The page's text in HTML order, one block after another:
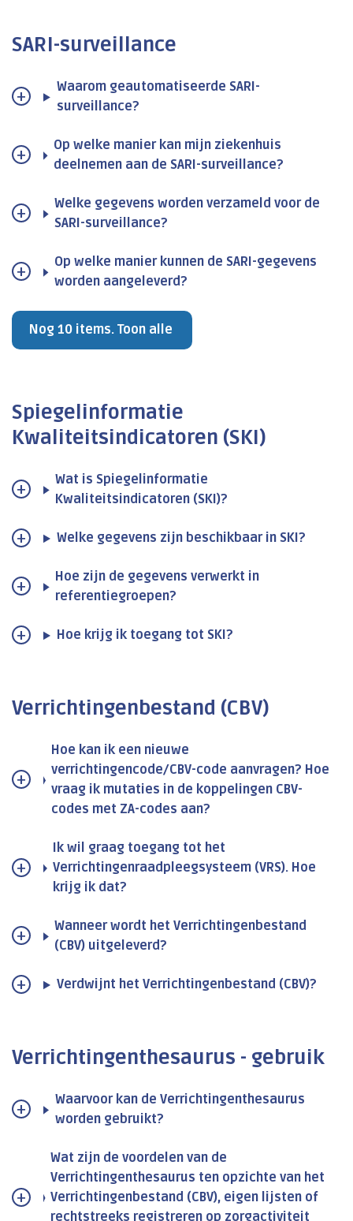
SARI-surveillance
Waarom geautomatiseerde SARI-
surveillance?
Op welke manier kan mijn ziekenhuis
deelnemen aan de SARI-surveillance?
Welke gegevens worden verzameld voor de
SARI-surveillance?
Op welke manier kunnen de SARI-gegevens
worden aangeleverd?
Nog 10 items. Toon alle
Spiegelinformatie
Kwaliteitsindicatoren (SKI)
Wat is Spiegelinformatie
Kwaliteitsindicatoren (SKI)?
Welke gegevens zijn beschikbaar in SKI?
Hoe zijn de gegevens verwerkt in
referentiegroepen?
Hoe krijg ik toegang tot SKI?
Verrichtingenbestand (CBV)
Hoe kan ik een nieuwe
verrichtingencode/CBV-code aanvragen? Hoe
vraag ik mutaties in de koppelingen CBV-
codes met ZA-codes aan?
Ik wil graag toegang tot het
Verrichtingenraadpleegsysteem (VRS). Hoe
krijg ik dat?
Wanneer wordt het Verrichtingenbestand
(CBV) uitgeleverd?
Verdwijnt het Verrichtingenbestand (CBV)?
Verrichtingenthesaurus - gebruik
Waarvoor kan de Verrichtingenthesaurus
worden gebruikt?
Wat zijn de voordelen van de
Verrichtingenthesaurus ten opzichte van het
Verrichtingenbestand (CBV), eigen lijsten of
rechtstreeks registreren op zorgactiviteit